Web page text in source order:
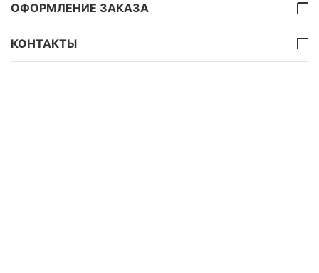
ОФОРМЛЕНИЕ ЗАКАЗА
КОНТАКТЫ